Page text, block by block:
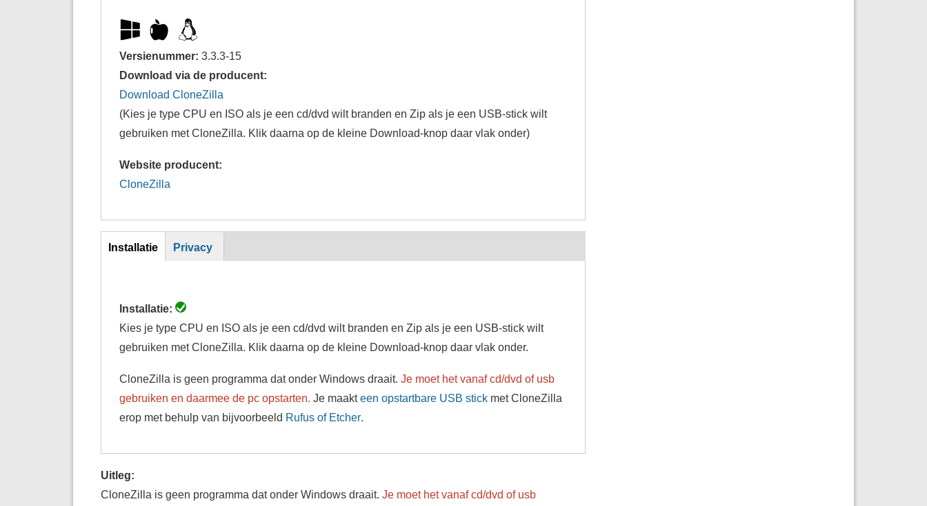
Versienummer:3.3.3-15
Download via de producent:
Download CloneZilla
(Kies je type CPU en ISO als je een cd/dvd wilt branden en Zip als je een USB-stick wilt
gebruiken met CloneZilla. Klik daarna op de kleine Download-knop daar vlak onder)
Website producent:
CloneZilla
Inst
Installatie
Privacy
Installatie:
Kies je type CPU en ISO als je een cd/dvd wilt branden en Zip als je een USB-stick wilt
gebruiken met CloneZilla. Klik daarna op de kleine Download-knop daar vlak onder.
CloneZilla is geen programma dat onder Windows draait.Je moet het vanaf cd/dvd of usb
gebruiken en daarmee de pc opstarten.Je maakteen opstartbare USB stick met CloneZilla
erop met behulp van bijvoorbeeld Rufus of Etcher.
Uitleg:
CloneZilla is geen programma dat onder Windows draait. Je moet het vanaf cd/dvd of usb